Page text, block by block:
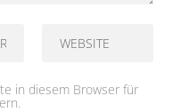
in diesem Browser für